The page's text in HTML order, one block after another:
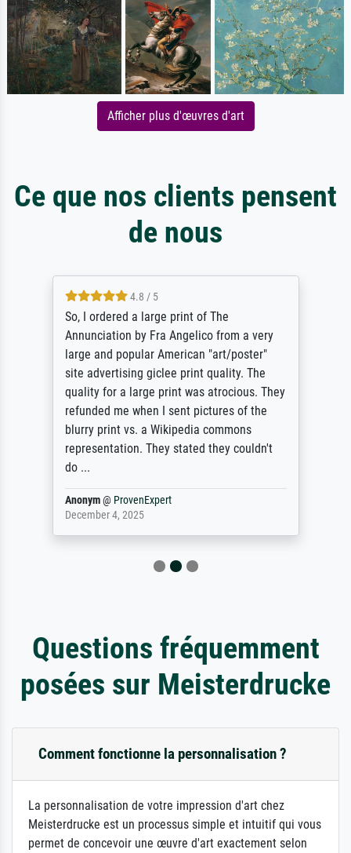
Afficher plus d'œuvres d'art
Ce que nos clients pensent
de nous
4.8 / 5
So, I ordered a large print of The
Annunciation by Fra Angelico from a very
large and popular American "art/poster"
site advertising giclee print quality. The
quality for a large print was atrocious. They
refunded me when I sent pictures of the
blurry print vs. a Wikipedia commons
representation. They stated they couldn't
do ...
Anonym@ ProvenExpert
December 4, 2025
Questions fréquemment
posées sur Meisterdrucke
Comment fonctionne la personnalisation ?
La personnalisation de votre impression d'art chez
Meisterdrucke est un processus simple et intuitif qui vous
permet de concevoir une œuvre d'art exactement selon